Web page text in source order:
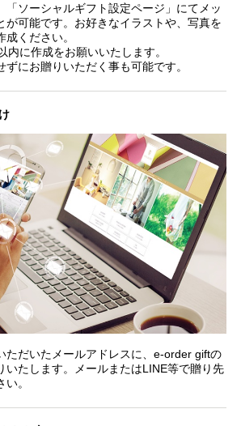
「ソーシャルギフト設定ページ」にてメッ
が可能です。お好きなイラストや、写真を
ください。
に作成をお願いいたします。
にお贈りいただく事も可能です。
ただいたメールアドレスに、e-order giftの
いたします。メールまたはLINE等で贈り先
。